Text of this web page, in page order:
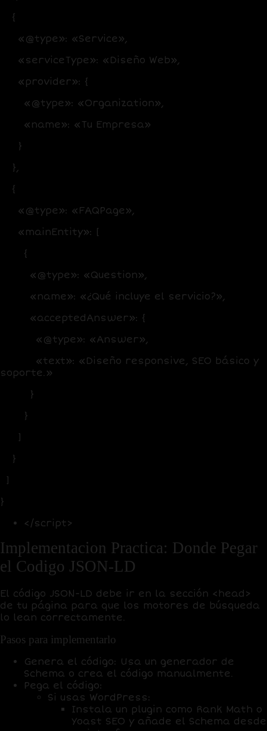
{
«@type»: «Service»,
«serviceType»: «Diseño Web»,
«provider»: {
«@type»: «Organization»,
«name»: «Tu Empresa»
}
},
{
«@type»: «FAQPage»,
«mainEntity»: [
{
«@type»: «Question»,
«name»: «¿Qué incluye el servicio?»,
«acceptedAnswer»: {
«@type»: «Answer»,
«text»: «Diseño responsive, SEO básico y
soporte.»
}
}
]
}
]
}
</script>
Implementacion Practica: Donde Pegar
el Codigo JSON-LD
El código JSON-LD debe ir en la sección <head>
de tu página para que los motores de búsqueda
lo lean correctamente.
Pasos para implementarlo
Genera el código: Usa un generador de
Schema o crea el código manualmente.
Pega el código:
Si usas WordPress:
Instala un plugin como Rank Math o
Yoast SEO y añade el Schema desde